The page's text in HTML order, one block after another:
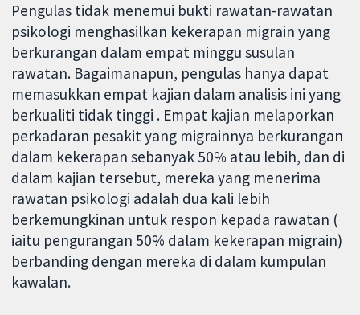
Pengulas tidak menemui bukti rawatan-rawatan
psikologi menghasilkan kekerapan migrain yang
berkurangan dalam empat minggu susulan
rawatan. Bagaimanapun, pengulas hanya dapat
memasukkan empat kajian dalam analisis ini yang
berkualiti tidak tinggi . Empat kajian melaporkan
perkadaran pesakit yang migrainnya berkurangan
dalam kekerapan sebanyak 50% atau lebih, dan di
dalam kajian tersebut, mereka yang menerima
rawatan psikologi adalah dua kali lebih
berkemungkinan untuk respon kepada rawatan (
iaitu pengurangan 50% dalam kekerapan migrain)
berbanding dengan mereka di dalam kumpulan
kawalan.